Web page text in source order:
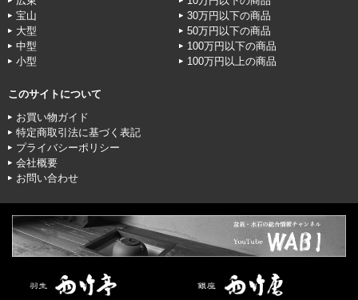
宝山
大型
中型
小型
30万円以下の商品
50万円以下の商品
100万円以下の商品
100万円以上の商品
このサイトについて
お買い物ガイド
特定商取引法に基づく表記
プライバシーポリシー
会社概要
お問い合わせ